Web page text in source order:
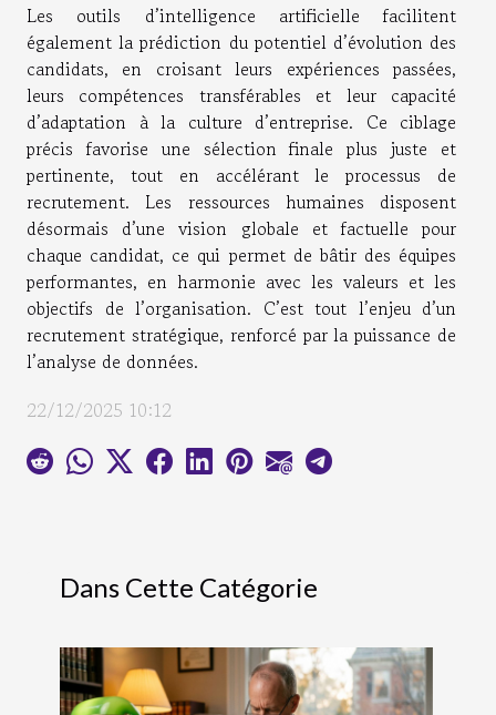
Les outils d’intelligence artificielle facilitent
également la prédiction du potentiel d’évolution des
candidats, en croisant leurs expériences passées,
leurs compétences transférables et leur capacité
d’adaptation à la culture d’entreprise. Ce ciblage
précis favorise une sélection finale plus juste et
pertinente, tout en accélérant le processus de
recrutement. Les ressources humaines disposent
désormais d’une vision globale et factuelle pour
chaque candidat, ce qui permet de bâtir des équipes
performantes, en harmonie avec les valeurs et les
objectifs de l’organisation. C’est tout l’enjeu d’un
recrutement stratégique, renforcé par la puissance de
l’analyse de données.
22/12/2025 10:12
Dans Cette Catégorie